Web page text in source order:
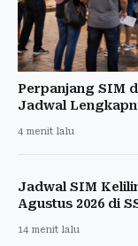
Perpanjang SIM
Jadwal
4 menit lalu
Jadwal SIM
Agustus 2026 di
14 menit lalu